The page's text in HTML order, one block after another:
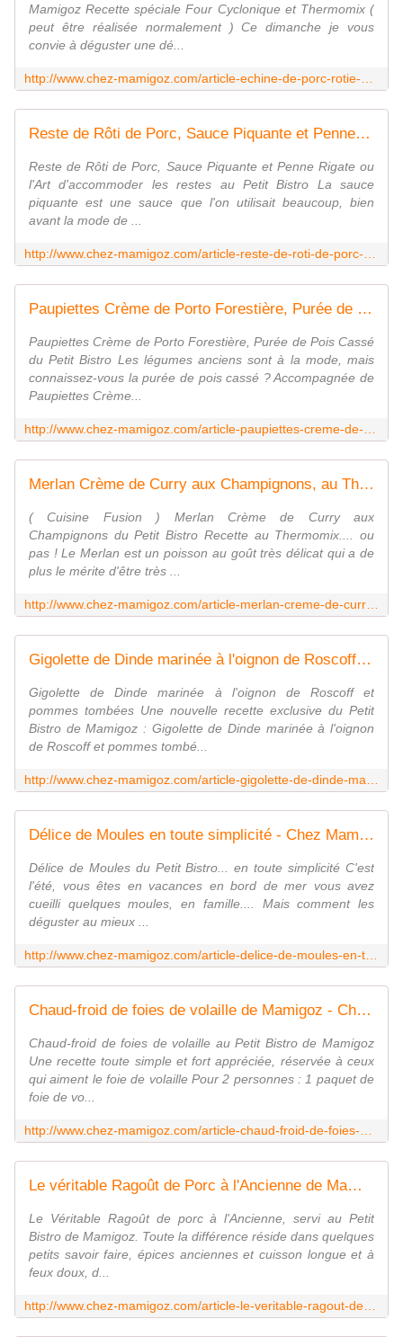
Mamigoz Recette spéciale Four Cyclonique et Thermomix (
peut être réalisée normalement ) Ce dimanche je vous
convie à déguster une dé...
Reste de Rôti de Porc, Sauce Piquante et Penne Rigate - Chez Mamigoz
Reste de Rôti de Porc, Sauce Piquante et Penne Rigate ou
l'Art d'accommoder les restes au Petit Bistro La sauce
piquante est une sauce que l'on utilisait beaucoup, bien
avant la mode de ...
Paupiettes Crème de Porto Forestière, Purée de Pois Cassé du Petit Bistro - Chez Mamigoz
Paupiettes Crème de Porto Forestière, Purée de Pois Cassé
du Petit Bistro Les légumes anciens sont à la mode, mais
connaissez-vous la purée de pois cassé ? Accompagnée de
Paupiettes Crème...
Merlan Crème de Curry aux Champignons, au Thermomix... ou pas - Chez Mamigoz
( Cuisine Fusion ) Merlan Crème de Curry aux
Champignons du Petit Bistro Recette au Thermomix.... ou
pas ! Le Merlan est un poisson au goût très délicat qui a de
plus le mérite d'être très ...
Gigolette de Dinde marinée à l'oignon de Roscoff et pommes tombées - Chez Mamigoz
Gigolette de Dinde marinée à l'oignon de Roscoff et
pommes tombées Une nouvelle recette exclusive du Petit
Bistro de Mamigoz : Gigolette de Dinde marinée à l'oignon
de Roscoff et pommes tombé...
Délice de Moules en toute simplicité - Chez Mamigoz
Délice de Moules du Petit Bistro... en toute simplicité C'est
l'été, vous êtes en vacances en bord de mer vous avez
cueilli quelques moules, en famille.... Mais comment les
déguster au mieux ...
Chaud-froid de foies de volaille de Mamigoz - Chez Mamigoz
Chaud-froid de foies de volaille au Petit Bistro de Mamigoz
Une recette toute simple et fort appréciée, réservée à ceux
qui aiment le foie de volaille Pour 2 personnes : 1 paquet de
foie de vo...
Le véritable Ragoût de Porc à l'Ancienne de Mamigoz - Chez Mamigoz
Le Véritable Ragoût de porc à l'Ancienne, servi au Petit
Bistro de Mamigoz. Toute la différence réside dans quelques
petits savoir faire, épices anciennes et cuisson longue et à
feux doux, d...